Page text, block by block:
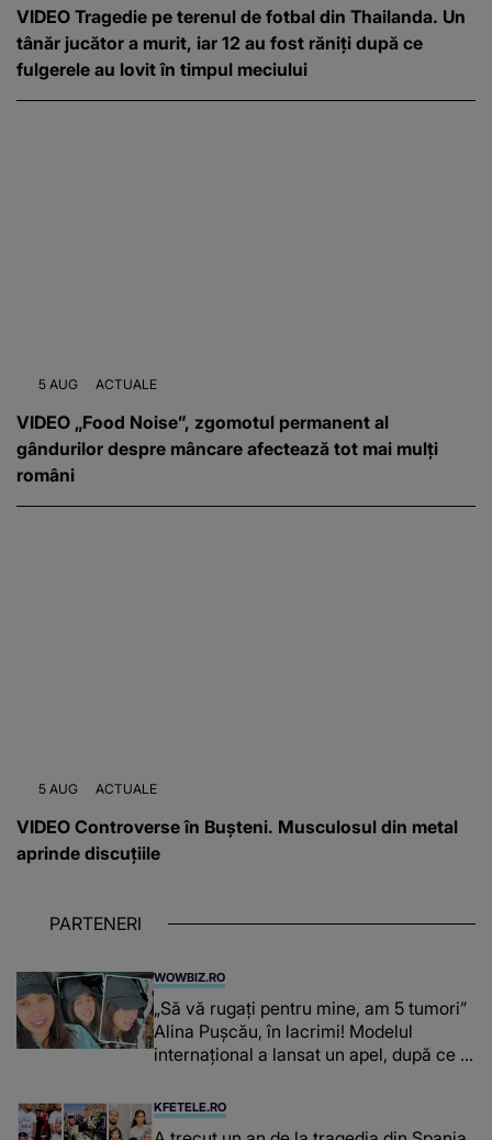
VIDEO Tragedie pe terenul de fotbal din Thailanda. Un
tânăr jucător a murit, iar 12 au fost răniți după ce
fulgerele au lovit în timpul meciului
5 AUG ACTUALE
VIDEO „Food Noise”, zgomotul permanent al
gândurilor despre mâncare afectează tot mai mulți
români
5 AUG ACTUALE
VIDEO Controverse în Bușteni. Musculosul din metal
aprinde discuțiile
PARTENERI
WOWBIZ.RO
„Să vă rugați pentru mine, am 5 tumori”
Alina Pușcău, în lacrimi! Modelul
internațional a lansat un apel, după ce a
KFETELE.RO